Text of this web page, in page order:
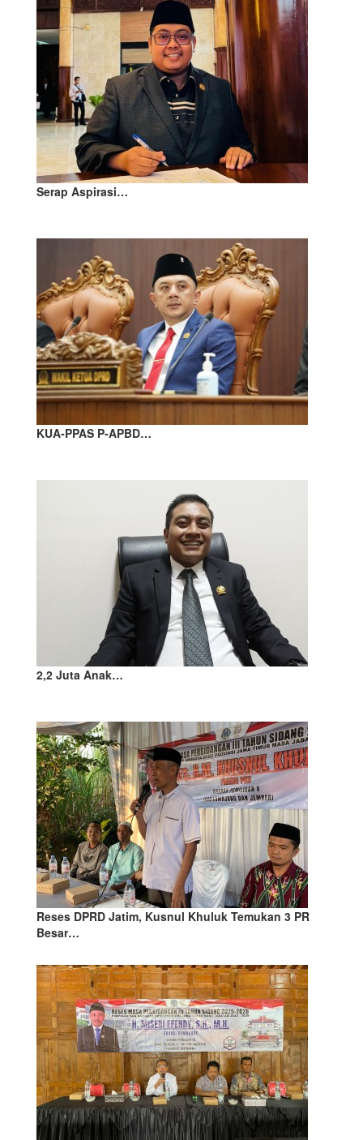
Serap Aspirasi…
KUA-PPAS P-APBD…
2,2 Juta Anak…
Reses DPRD Jatim, Kusnul Khuluk Temukan 3 PR
Besar…